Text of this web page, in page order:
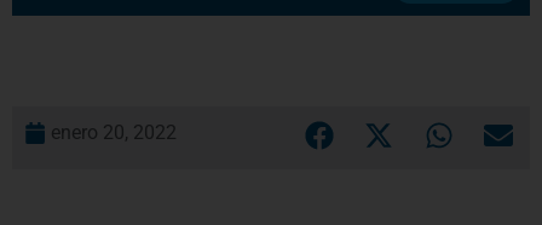
enero 20, 2022